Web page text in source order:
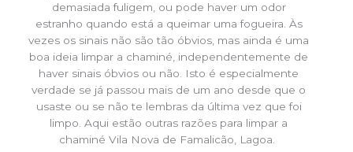
demasiada fuligem, ou pode haver um odor
estranho quando está a queimar uma fogueira. Às
vezes os sinais não são tão óbvios, mas ainda é uma
boa ideia limpar a chaminé, independentemente de
haver sinais óbvios ou não. Isto é especialmente
verdade se já passou mais de um ano desde que o
usaste ou se não te lembras da última vez que foi
limpo. Aqui estão outras razões para limpar a
chaminé Vila Nova de Famalicão, Lagoa.